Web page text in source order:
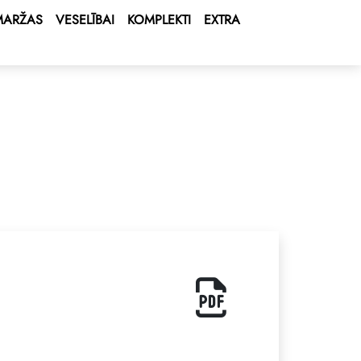
VESELĪBAI KOMPLEKTI
EXTRA